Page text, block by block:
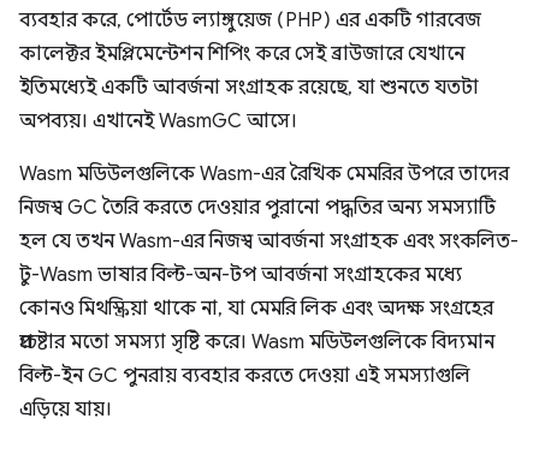
ব্যবহার করে, পোর্টেড ল্যাঙ্গুয়েজ (PHP) এর একটি গারবেজ
কালেক্টর ইমপ্লিমেন্টেশন শিপিং করে সেই ব্রাউজারে যেখানে
ইতিমধ্যেই একটি আবর্জনা সংগ্রাহক রয়েছে, যা শুনতে যতটা
অপব্যয়। এখানেই WasmGC আসে।
Wasm মডিউলগুলিকে Wasm-এর রৈখিক মেমরির উপরে তাদের
নিজস্ব GC তৈরি করতে দেওয়ার পুরানো পদ্ধতির অন্য সমস্যাটি
হল যে তখন Wasm-এর নিজস্ব আবর্জনা সংগ্রাহক এবং সংকলিত-
টু-Wasm ভাষার বিল্ট-অন-টপ আবর্জনা সংগ্রাহকের মধ্যে
কোনও মিথস্ক্রিয়া থাকে না, যা মেমরি লিক এবং অদক্ষ সংগ্রহের
প্রচেষ্টার মতো সমস্যা সৃষ্টি করে। Wasm মডিউলগুলিকে বিদ্যমান
বিল্ট-ইন GC পুনরায় ব্যবহার করতে দেওয়া এই সমস্যাগুলি
এড়িয়ে যায়।